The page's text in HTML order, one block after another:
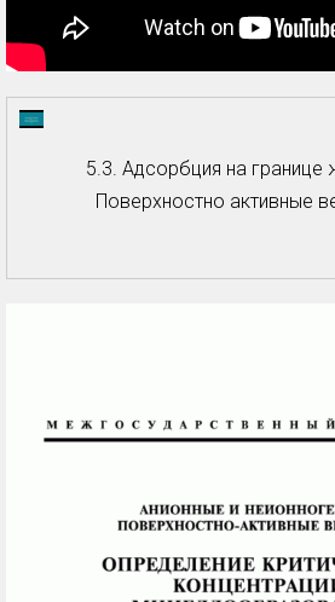
5.3. Адсорбция на границе
Поверхностно активные